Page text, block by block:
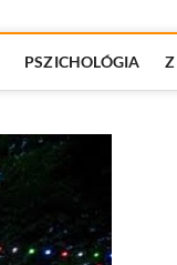
PSZICHOLÓGIA